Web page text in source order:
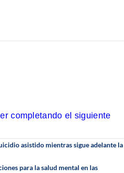
completando el siguiente
asistido mientras sigue adelante la
para la salud mental en las